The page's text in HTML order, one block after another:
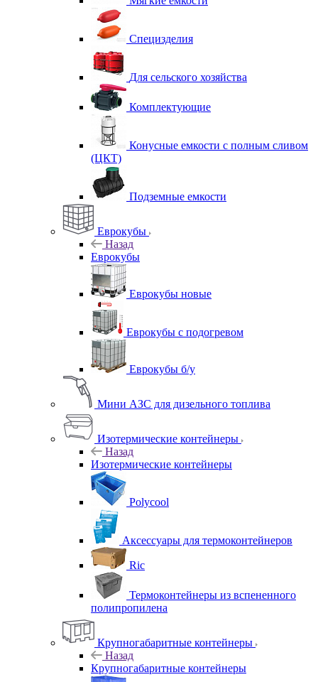
Специзделия
Для сельского хозяйства
Комплектующие
Конусные емкости с полным сливом
(ЦКТ)
Подземные емкости
Еврокубы
Назад
Еврокубы
Еврокубы новые
Еврокубы с подогревом
Еврокубы б/у
Мини АЗС для дизельного топлива
Изотермические контейнеры
Назад
Изотермические контейнеры
Polycool
Аксессуары для термоконтейнеров
Ric
Термоконтейнеры из вспененного
полипропилена
Крупногабаритные контейнеры
Назад
Крупногабаритные контейнеры